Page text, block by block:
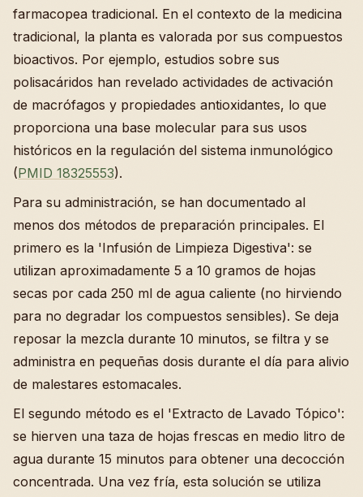
farmacopea tradicional. En el contexto de la medicina
tradicional, la planta es valorada por sus compuestos
bioactivos. Por ejemplo, estudios sobre sus
polisacáridos han revelado actividades de activación
de macrófagos y propiedades antioxidantes, lo que
proporciona una base molecular para sus usos
históricos en la regulación del sistema inmunológico
(PMID 18325553).
Para su administración, se han documentado al
menos dos métodos de preparación principales. El
primero es la 'Infusión de Limpieza Digestiva': se
utilizan aproximadamente 5 a 10 gramos de hojas
secas por cada 250 ml de agua caliente (no hirviendo
para no degradar los compuestos sensibles). Se deja
reposar la mezcla durante 10 minutos, se filtra y se
administra en pequeñas dosis durante el día para alivio
de malestares estomacales.
El segundo método es el 'Extracto de Lavado Tópico':
se hierven una taza de hojas frescas en medio litro de
agua durante 15 minutos para obtener una decocción
concentrada. Una vez fría, esta solución se utiliza